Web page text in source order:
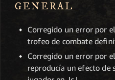
GENERAL
Corregido un error por
trofeo de combate
Corregido un error por
reproducía un efecto de